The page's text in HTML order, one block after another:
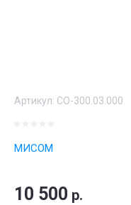
Артикул: CO-300.03.000
МИСОМ
10 500 р.